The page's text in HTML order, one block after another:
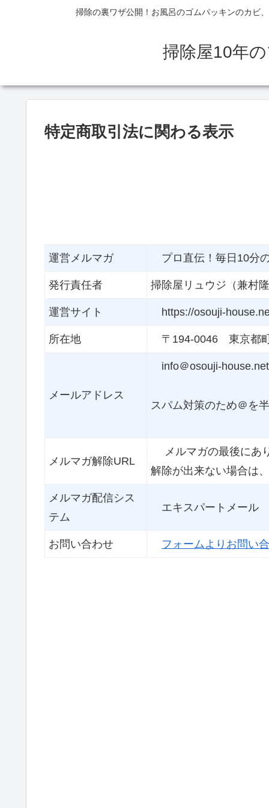
掃除の裏ワザ公開！お風呂のゴムパッキンのカビ
掃除屋10年
特定商取引法に関わる表示
運営メルマガ プロ直伝！毎日10分
発行責任者 掃除屋リュウジ（兼村
運営サイト https://osouji-
所在地 〒194-0046 東京都
メールアドレス
info＠osouji-house.net
スパム対策のため＠を
メルマガ解除URL
メルマガの最後にあ
解除が出来ない場合は
メルマガ配信シス
テム
エキスパートメール
お問い合わせ フォームよりお問い